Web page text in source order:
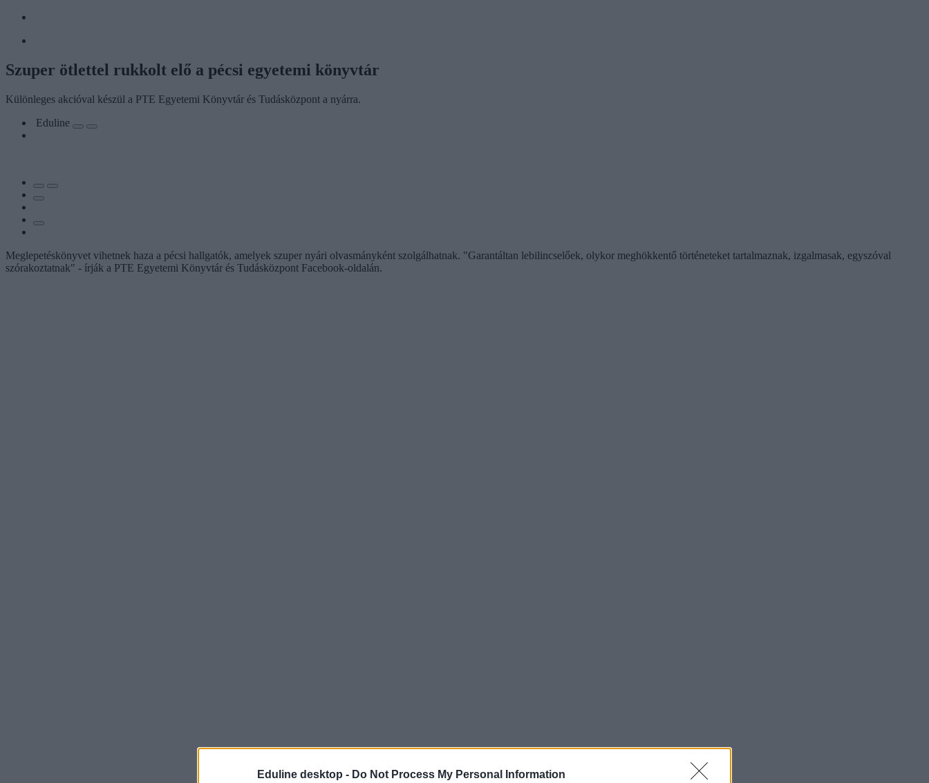
Eduline desktop - Do Not Process My Personal Information
Szuper ötlettel rukkolt elő a pécsi egyetemi könyvtár
Különleges akcióval készül a PTE Egyetemi Könyvtár és Tudásközpont a nyárra.
Eduline
Meglepetéskönyvet vihetnek haza a pécsi hallgatók, amelyek szuper nyári olvasmányként szolgálhatnak. "Garantáltan lebilincselőek, olykor meghökkentő történeteket tartalmaznak, izgalmasak, egyszóval
szórakoztatnak" - írják a PTE Egyetemi Könyvtár és Tudásközpont Facebook-oldalán.